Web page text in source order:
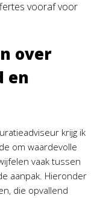
vooraf voor
over
en
krijg ik
om waardevolle
vaak tussen
aanpak. Hieronder
die opvallend